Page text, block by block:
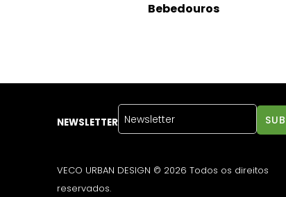
Bebedouros
NEWSLETTER
VECO URBAN DESIGN © 2026 Todos os direitos
reservados.